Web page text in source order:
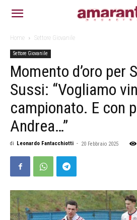
Home Settore Giovanile
Settore Giovanile
Momento d’oro per
Sussi: “Vogliamo
campionato. E con
Andrea…”
di Leonardo Fantacchiotti - 20 Febbraio 2025